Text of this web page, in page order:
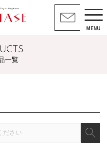
MENU
一覧